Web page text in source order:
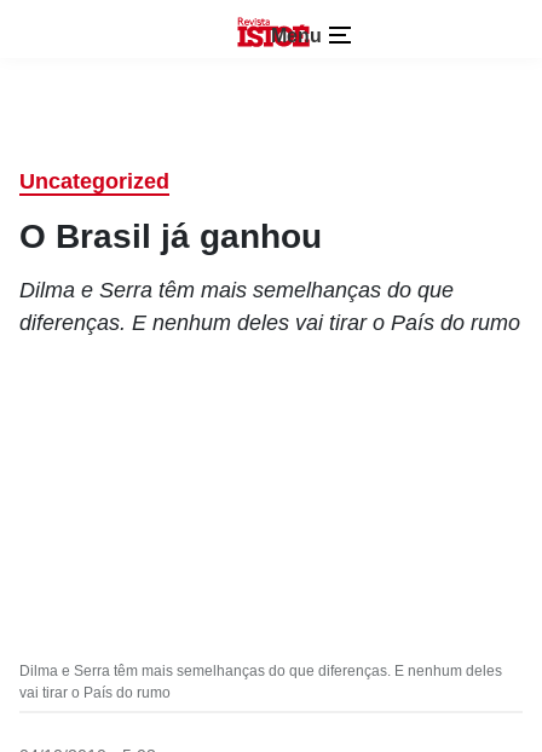
Menu
Uncategorized
O Brasil já ganhou
Dilma e Serra têm mais semelhanças do que
diferenças. E nenhum deles vai tirar o País do rumo
Dilma e Serra têm mais semelhanças do que diferenças. E nenhum deles
vai tirar o País do rumo